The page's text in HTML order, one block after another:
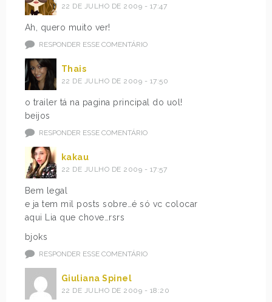
22 DE JULHO DE 2009 - 17:47
Ah, quero muito ver!
RESPONDER ESSE COMENTÁRIO
Thais
22 DE JULHO DE 2009 - 17:50
o trailer tá na pagina principal do uol!
beijos
RESPONDER ESSE COMENTÁRIO
kakau
22 DE JULHO DE 2009 - 17:57
Bem legal
e ja tem mil posts sobre…é só vc colocar
aqui Lia que chove…rsrs
bjoks
RESPONDER ESSE COMENTÁRIO
Giuliana Spinel
22 DE JULHO DE 2009 - 18:20